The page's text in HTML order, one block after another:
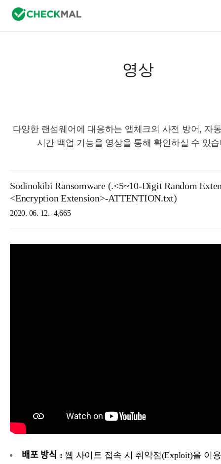
영상
다양한 랜섬웨어에 대응하는 앱체크의 사전 방어, 자
시간 백업 기능을 영상을 통해 확인하실 수 있
Sodinokibi Ransomware (.<5~10-Digit Random
<Encryption Extension>-ATTENTION.txt)
2020. 06. 12. 4,665
배포 방식 : 웹 사이트 접속 시 취약점(Exploit)을 이